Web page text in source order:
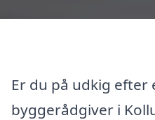
Er du på udkig efter
byggerådgiver i